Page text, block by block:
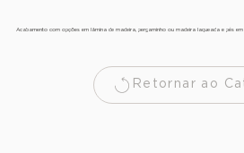
Acabamento com opções em lâmina de madeira, pergaminho ou madeira laqueada e pés
Retornar ao